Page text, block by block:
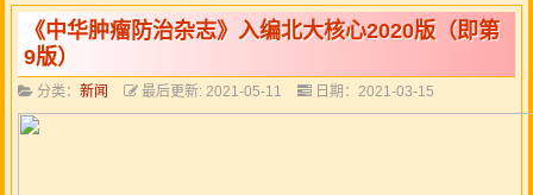
《中华肿瘤防治杂志》入编北大核心2020版（即第
9版）
分类： 新闻 最后更新: 2021-05-11 日期：2021-03-15